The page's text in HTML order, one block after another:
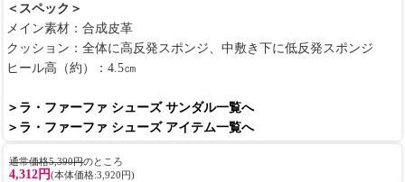
＜スペック＞
メイン素材：合成皮革
クッション：全体に高反発スポンジ、中敷き下に低反発スポンジ
ヒール高（約）：4.5㎝
＞ラ・ファーファ シューズ サンダル一覧へ
＞ラ・ファーファ シューズ アイテム一覧へ
通常価格5,390円のところ
4,312円(本体価格:3,920円)